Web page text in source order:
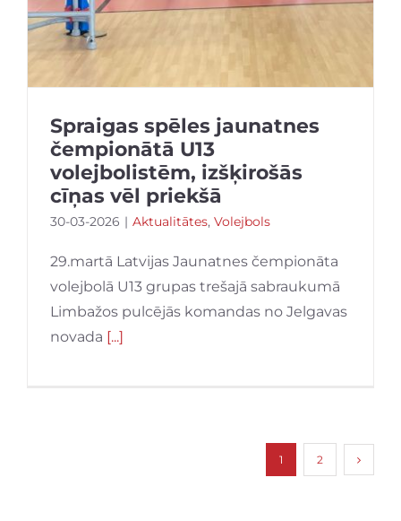
Spraigas spēles jaunatnes
čempionātā U13
volejbolistēm, izšķirošās
cīņas vēl priekšā
30-03-2026 | Aktualitātes, Volejbols
29.martā Latvijas Jaunatnes čempionāta
volejbolā U13 grupas trešajā sabraukumā
Limbažos pulcējās komandas no Jelgavas
novada [...]
1 2